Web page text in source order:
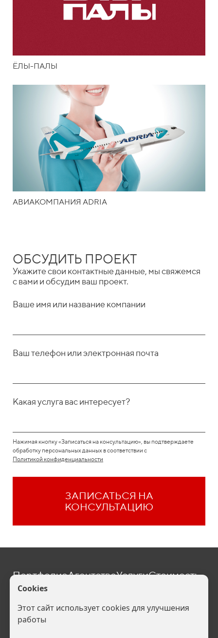
ЁЛЫ-ПАЛЫ
АВИАКОМПАНИЯ ADRIA
ОБСУДИТЬ ПРОЕКТ
Укажите свои контактные данные, мы свяжемся
с вами и обсудим ваш проект.
Ваше имя или название компании
Ваш телефон или электронная почта
Какая услуга вас интересует?
Нажимая кнопку «Записаться на консультацию», вы подтверждаете
обработку персональных данных в соответствии с
Политикой конфиденциальности
ЗАПИСАТЬСЯ НА
КОНСУЛЬТАЦИЮ
ПортфолиоАгентствоУслугиСтоимость
БлогКонтакты
обрабатываются на сайте в целях его функционирования, если Вы не
согласны, то Вы должны покинуть сайт. В противном случае это будет
являться согласием на обработку Ваших персональных данных.